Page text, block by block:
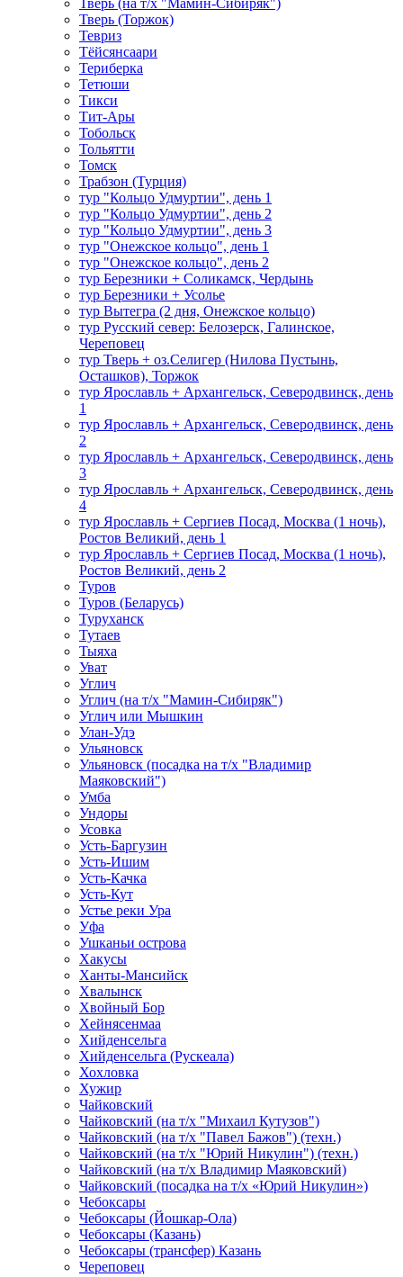
Тверь (на т/х "Мамин-Сибиряк")
Тверь (Торжок)
Тевриз
Тёйсянсаари
Териберка
Тетюши
Тикси
Тит-Ары
Тобольск
Тольятти
Томск
Трабзон (Турция)
тур "Кольцо Удмуртии", день 1
тур "Кольцо Удмуртии", день 2
тур "Кольцо Удмуртии", день 3
тур "Онежское кольцо", день 1
тур "Онежское кольцо", день 2
тур Березники + Соликамск, Чердынь
тур Березники + Усолье
тур Вытегра (2 дня, Онежское кольцо)
тур Русский север: Белозерск, Галинское,
Череповец
тур Тверь + оз.Селигер (Нилова Пустынь,
Осташков), Торжок
тур Ярославль + Архангельск, Северодвинск, день
1
тур Ярославль + Архангельск, Северодвинск, день
2
тур Ярославль + Архангельск, Северодвинск, день
3
тур Ярославль + Архангельск, Северодвинск, день
4
тур Ярославль + Сергиев Посад, Москва (1 ночь),
Ростов Великий, день 1
тур Ярославль + Сергиев Посад, Москва (1 ночь),
Ростов Великий, день 2
Туров
Туров (Беларусь)
Туруханск
Тутаев
Тыяха
Уват
Углич
Углич (на т/х "Мамин-Сибиряк")
Углич или Мышкин
Улан-Удэ
Ульяновск
Ульяновск (посадка на т/х "Владимир
Маяковский")
Умба
Ундоры
Усовка
Усть-Баргузин
Усть-Ишим
Усть-Качка
Усть-Кут
Устье реки Ура
Уфа
Ушканьи острова
Хакусы
Ханты-Мансийск
Хвалынск
Хвойный Бор
Хейнясенмаа
Хийденсельга
Хийденсельга (Рускеала)
Хохловка
Хужир
Чайковский
Чайковский (на т/х "Михаил Кутузов")
Чайковский (на т/х "Павел Бажов") (техн.)
Чайковский (на т/х "Юрий Никулин") (техн.)
Чайковский (на т/х Владимир Маяковский)
Чайковский (посадка на т/х «Юрий Никулин»)
Чебоксары
Чебоксары (Йошкар-Ола)
Чебоксары (Казань)
Чебоксары (трансфер) Казань
Череповец